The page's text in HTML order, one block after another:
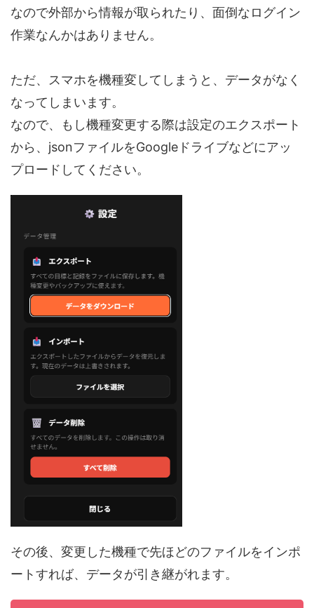
なので外部から情報が取られたり、面倒なログイン
作業なんかはありません。
ただ、スマホを機種変してしまうと、データがなく
なってしまいます。
なので、もし機種変更する際は設定のエクスポート
から、jsonファイルをGoogleドライブなどにアッ
プロードしてください。
その後、変更した機種で先ほどのファイルをインポ
ートすれば、データが引き継がれます。